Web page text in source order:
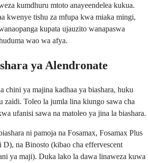
kumdhuru mtoto anayeendelea kukua.
kwenye tishu za mfupa kwa miaka mingi,
kupata ujauzito wanapaswa
wao wa afya.
ya Alendronate
chini ya majina kadhaa ya biashara, huku
zaidi. Toleo la jumla lina kiungo sawa cha
ufanisi sawa na matoleo ya jina la biashara.
ni pamoja na Fosamax, Fosamax Plus
na Binosto (kibao cha effervescent
ya maji). Duka lako la dawa linaweza kuwa